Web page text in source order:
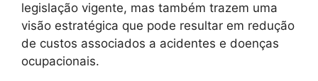
legislação vigente, mas também trazem uma
visão estratégica que pode resultar em redução
de custos associados a acidentes e doenças
ocupacionais.